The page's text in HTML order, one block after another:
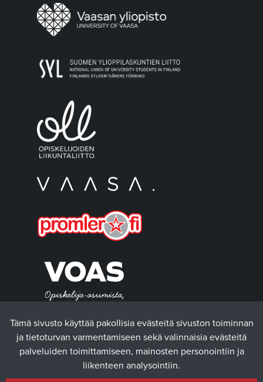
Tämä sivusto käyttää pakollisia evästeitä sivuston toiminnan
ja tietoturvan varmentamiseen sekä valinnaisia evästeitä
palveluiden toimittamiseen, mainosten personointiin ja
liikenteen analysointiin.